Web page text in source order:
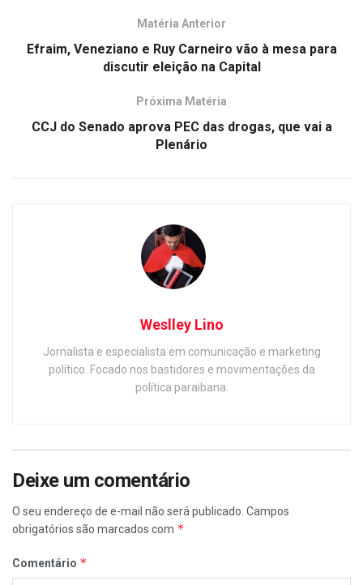
Matéria Anterior
Efraim, Veneziano e Ruy Carneiro vão à mesa para
discutir eleição na Capital
Próxima Matéria
CCJ do Senado aprova PEC das drogas, que vai a
Plenário
Weslley Lino
Jornalista e especialista em comunicação e marketing
político. Focado nos bastidores e movimentações da
política paraibana.
Deixe um comentário
O seu endereço de e-mail não será publicado. Campos
obrigatórios são marcados com *
Comentário *